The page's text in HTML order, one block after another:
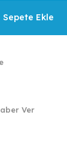
Sepete Ekle
Ver